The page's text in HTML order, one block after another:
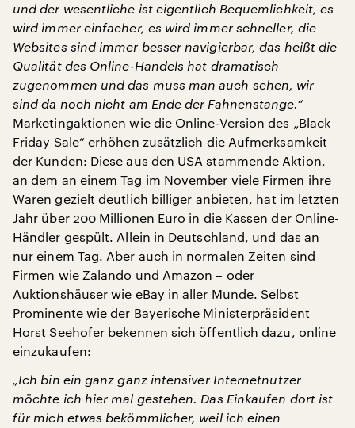
und der wesentliche ist eigentlich Bequemlichkeit, es
wird immer einfacher, es wird immer schneller, die
Websites sind immer besser navigierbar, das heißt die
Qualität des Online-Handels hat dramatisch
zugenommen und das muss man auch sehen, wir
sind da noch nicht am Ende der Fahnenstange.“
Marketingaktionen wie die Online-Version des „Black
Friday Sale“ erhöhen zusätzlich die Aufmerksamkeit
der Kunden: Diese aus den USA stammende Aktion,
an dem an einem Tag im November viele Firmen ihre
Waren gezielt deutlich billiger anbieten, hat im letzten
Jahr über 200 Millionen Euro in die Kassen der Online-
Händler gespült. Allein in Deutschland, und das an
nur einem Tag. Aber auch in normalen Zeiten sind
Firmen wie Zalando und Amazon – oder
Auktionshäuser wie eBay in aller Munde. Selbst
Prominente wie der Bayerische Ministerpräsident
Horst Seehofer bekennen sich öffentlich dazu, online
einzukaufen:
„Ich bin ein ganz ganz intensiver Internetnutzer
möchte ich hier mal gestehen. Das Einkaufen dort ist
für mich etwas bekömmlicher, weil ich einen